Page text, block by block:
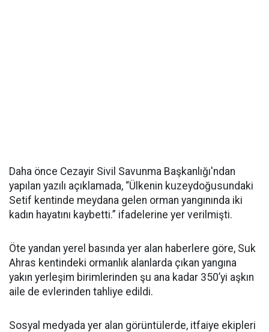
Daha önce Cezayir Sivil Savunma Başkanlığı'ndan
yapılan yazılı açıklamada, “Ülkenin kuzeydoğusundaki
Setif kentinde meydana gelen orman yangınında iki
kadın hayatını kaybetti.” ifadelerine yer verilmişti.
Öte yandan yerel basında yer alan haberlere göre, Suk
Ahras kentindeki ormanlık alanlarda çıkan yangına
yakın yerleşim birimlerinden şu ana kadar 350’yi aşkın
aile de evlerinden tahliye edildi.
Sosyal medyada yer alan görüntülerde, itfaiye ekipleri